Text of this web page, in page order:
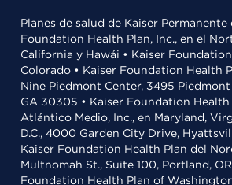
Planes de salud de Kaiser Permanente
Foundation Health Plan, Inc., en el
California y Hawái • Kaiser
Colorado • Kaiser Foundation Health
Nine Piedmont Center, 3495
GA 30305 • Kaiser Foundation Health
Atlántico Medio, Inc., en Maryland,
D.C., 4000 Garden City Drive,
Kaiser Foundation Health Plan del
Multnomah St., Suite 100, Portland,
Foundation Health Plan of